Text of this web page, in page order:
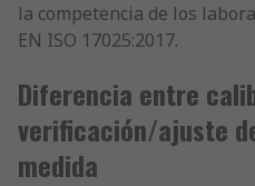
la competencia de los
EN ISO 17025:2017.
Diferencia entre
verificación/ajuste
medida